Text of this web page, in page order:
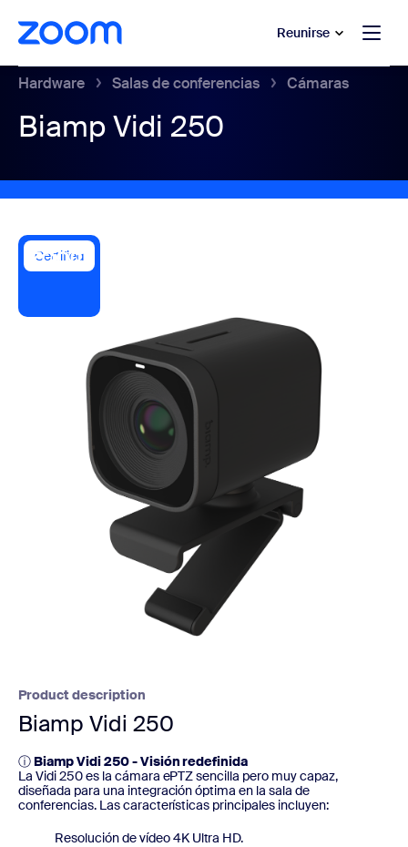
contenido principal
al chat de ayuda Reunirse
Hardware Salas de conferencias Cámaras
Biamp Vidi 250
Certified
Product description
Biamp Vidi 250
ⓘ Biamp Vidi 250 - Visión redefinida
La Vidi 250 es la cámara ePTZ sencilla pero muy capaz,
diseñada para una integración óptima en la sala de
conferencias. Las características principales incluyen:
Resolución de vídeo 4K Ultra HD.